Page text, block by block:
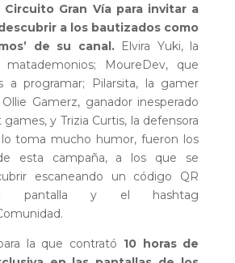
Gran Vía para invitar a
a los bautizados como
de su canal.Elvira Yuki, la
MoureDev, que
a programar; Pilarsita, la gamer
Gamerz, ganador inesperado
y Trizia Curtis, la defensora
lo toma mucho humor, fueron los
esta campaña, a los que se
escaneando un código QR
pantalla y el hashtag
.
la que contrató 10 horas de